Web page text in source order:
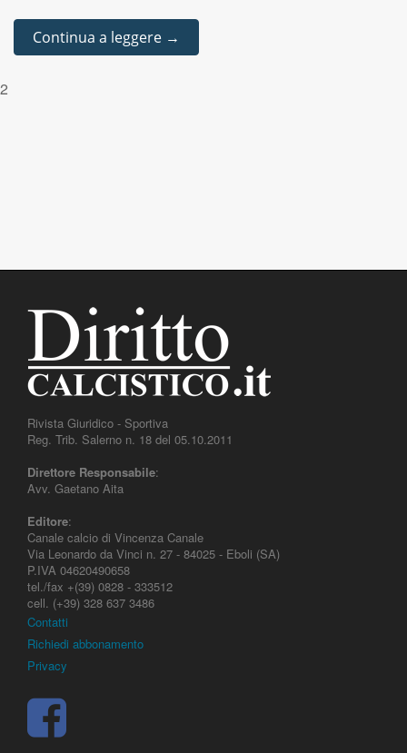
Continua a leggere →
2
Rivista Giuridico - Sportiva
Reg. Trib. Salerno n. 18 del 05.10.2011
Direttore Responsabile:
Avv. Gaetano Aita
Editore:
Canale calcio di Vincenza Canale
Via Leonardo da Vinci n. 27 - 84025 - Eboli (SA)
P.IVA 04620490658
tel./fax +(39) 0828 - 333512
cell. (+39) 328 637 3486
Contatti
Richiedi abbonamento
Privacy